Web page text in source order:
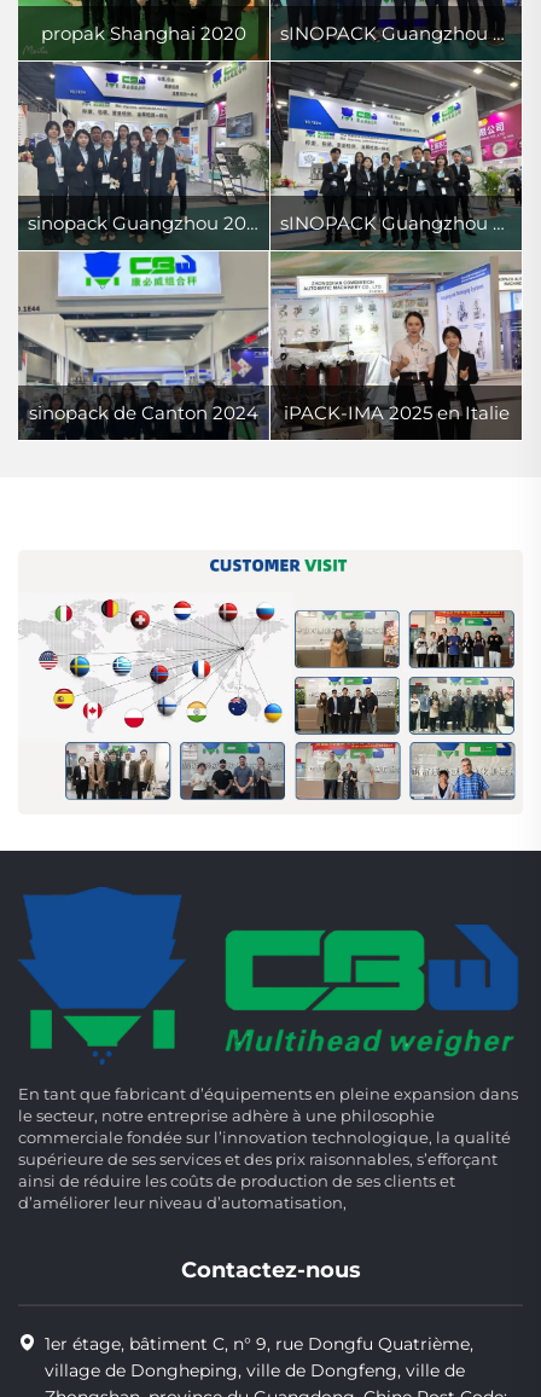
propak Shanghai 2020 sINOPACK Guangzhou 2021
sinopack Guangzhou 2022 sINOPACK Guangzhou 2023
sinopack de Canton 2024 iPACK-IMA 2025 en Italie
En tant que fabricant d’équipements en pleine expansion dans
le secteur, notre entreprise adhère à une philosophie
commerciale fondée sur l’innovation technologique, la qualité
supérieure de ses services et des prix raisonnables, s’efforçant
ainsi de réduire les coûts de production de ses clients et
d’améliorer leur niveau d’automatisation,
Contactez-nous
1er étage, bâtiment C, n° 9, rue Dongfu Quatrième,
village de Dongheping, ville de Dongfeng, ville de